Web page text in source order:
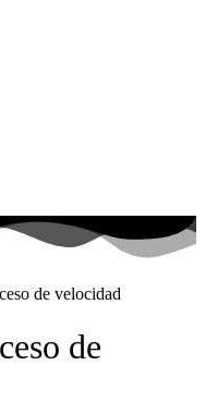
de velocidad
de